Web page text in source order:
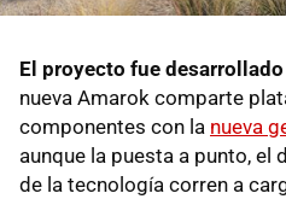
El proyecto fue
nueva Amarok comparte
componentes con la nueva
aunque la puesta a punto, el
de la tecnología corren a